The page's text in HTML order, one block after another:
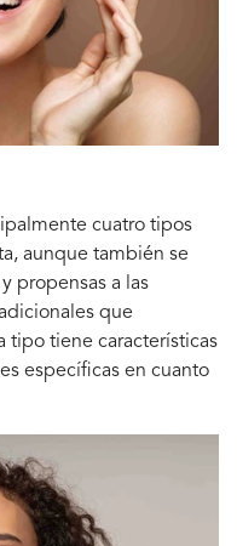
cuatro tipos
aunque también se
propensas a las
que
tipo tiene características
específicas en cuanto